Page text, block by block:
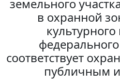
земельного
в охранной
соответствует
публичным